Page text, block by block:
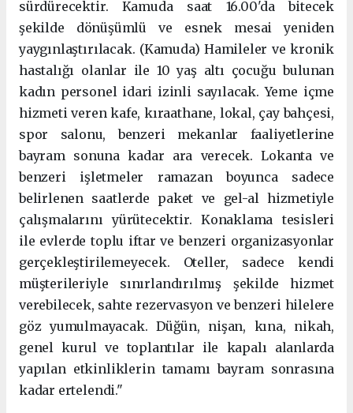
sürdürecektir. Kamuda saat 16.00'da bitecek
şekilde dönüşümlü ve esnek mesai yeniden
yaygınlaştırılacak. (Kamuda) Hamileler ve kronik
hastalığı olanlar ile 10 yaş altı çocuğu bulunan
kadın personel idari izinli sayılacak. Yeme içme
hizmeti veren kafe, kıraathane, lokal, çay bahçesi,
spor salonu, benzeri mekanlar faaliyetlerine
bayram sonuna kadar ara verecek. Lokanta ve
benzeri işletmeler ramazan boyunca sadece
belirlenen saatlerde paket ve gel-al hizmetiyle
çalışmalarını yürütecektir. Konaklama tesisleri
ile evlerde toplu iftar ve benzeri organizasyonlar
gerçekleştirilemeyecek. Oteller, sadece kendi
müşterileriyle sınırlandırılmış şekilde hizmet
verebilecek, sahte rezervasyon ve benzeri hilelere
göz yumulmayacak. Düğün, nişan, kına, nikah,
genel kurul ve toplantılar ile kapalı alanlarda
yapılan etkinliklerin tamamı bayram sonrasına
kadar ertelendi."